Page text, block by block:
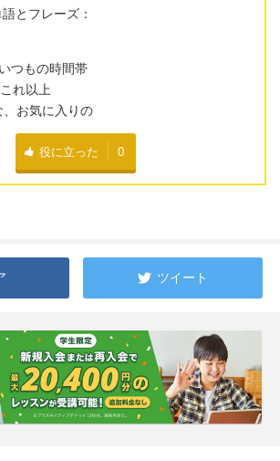
とフレーズ：
つもの時間帯
れ以上
お気に入りの
役に立った 0
ツイート